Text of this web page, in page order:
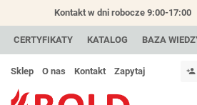
Kontakt w dni robocze 9:00-17:00
CERTYFIKATY KATALOG BAZA
Sklep O nas Kontakt Zapytaj person_add